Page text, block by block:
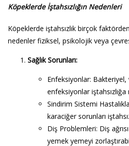
Köpeklerde İştahsızlığın Nedenleri
Köpeklerde iştahsızlık birçok
nedenler fiziksel, psikolojik veya
Sağlık Sorunları:
Enfeksiyonlar: Bakteriyel,
enfeksiyonlar
Sindirim Sistemi
karaciğer sorunları
Diş Problemleri: Diş
yemek yemeyi